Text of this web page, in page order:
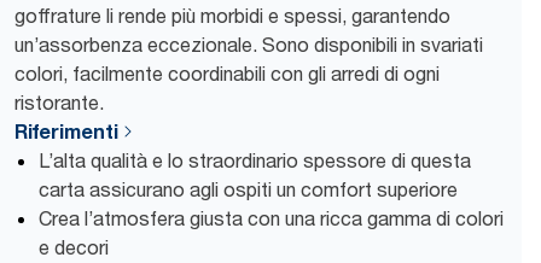
goffrature li rende più morbidi e spessi, garantendo
un’assorbenza eccezionale. Sono disponibili in svariati
colori, facilmente coordinabili con gli arredi di ogni
ristorante.
Riferimenti
L’alta qualità e lo straordinario spessore di questa
carta assicurano agli ospiti un comfort superiore
Crea l’atmosfera giusta con una ricca gamma di colori
e decori